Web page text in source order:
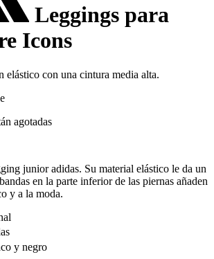
Leggings para
Icons
elástico con una cintura media alta.
agotadas
junior adidas. Su material elástico le da un
en la parte inferior de las piernas añaden
y a la moda.
y negro